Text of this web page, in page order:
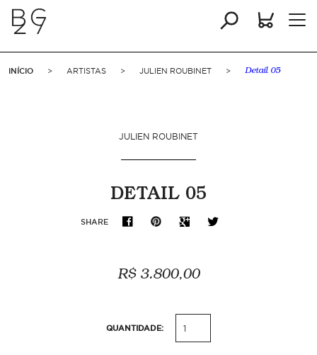
INÍCIO > ARTISTAS > JULIEN ROUBINET > Detail 05
JULIEN ROUBINET
DETAIL 05
SHARE
R$ 3.800,00
QUANTIDADE: